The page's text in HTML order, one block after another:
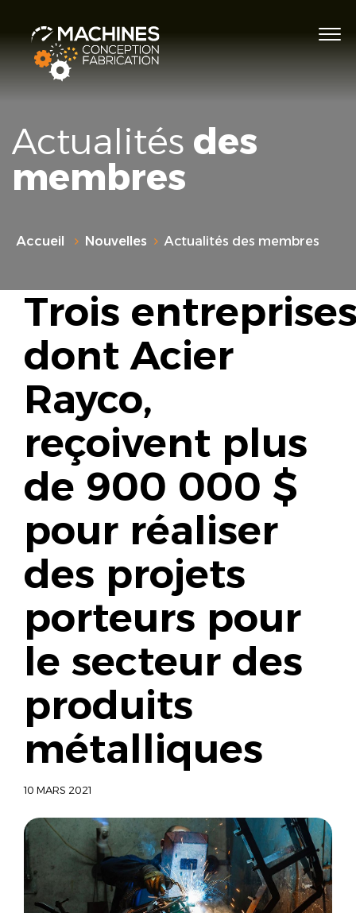
Actualités des
membres
Accueil Nouvelles Actualités des membres
Trois
dont Acier
Rayco,
reçoivent plus
de 900 000 $
pour réaliser
des projets
porteurs pour
le secteur des
produits
métalliques
10 MARS 2021